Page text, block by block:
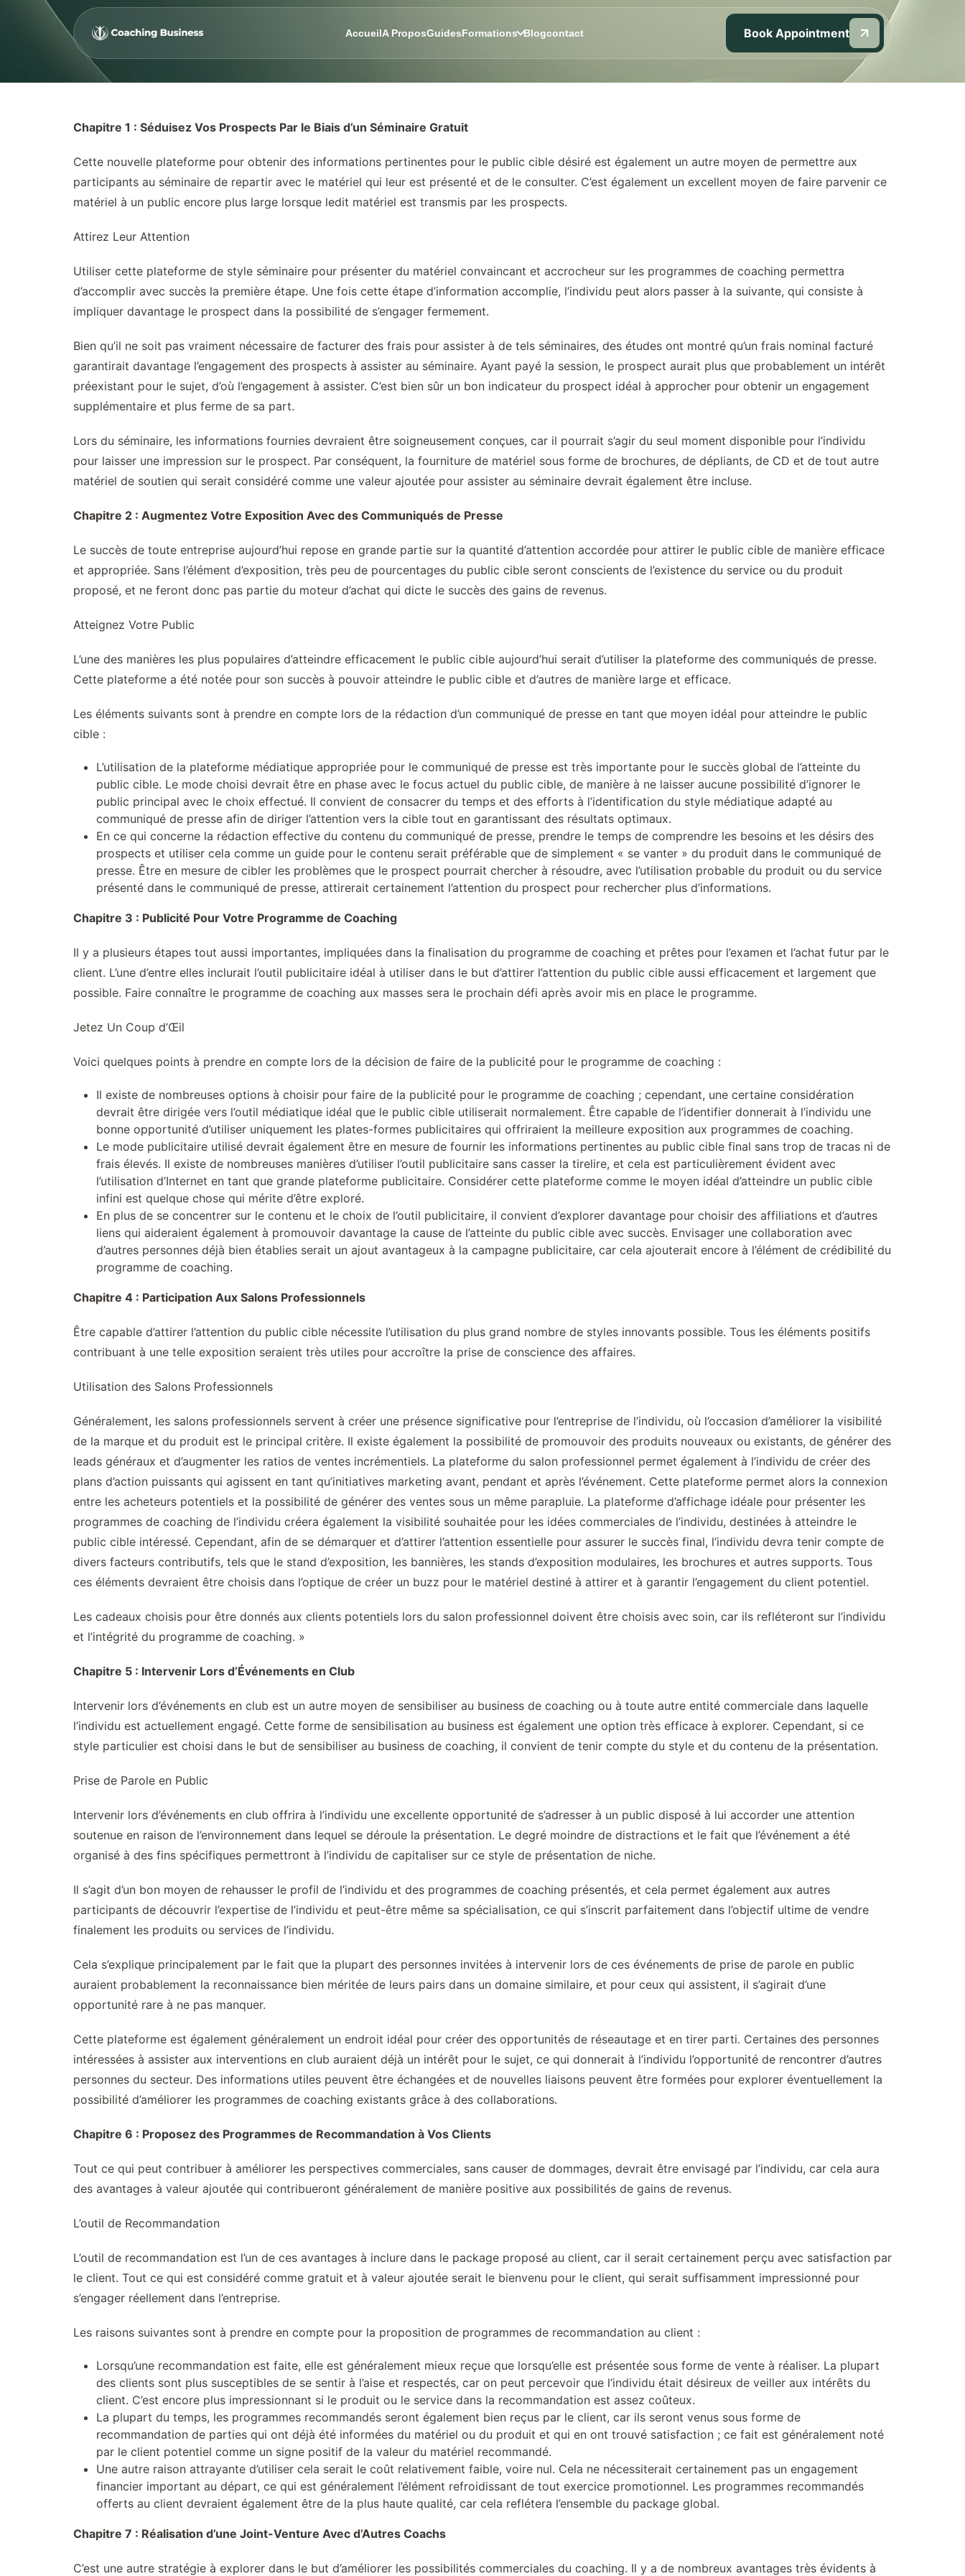
AccueilA ProposGuidesFormations Blogcontact Book Appointment
Chapitre 1 : Séduisez Vos Prospects Par le Biais d’un Séminaire Gratuit
Cette nouvelle plateforme pour obtenir des informations pertinentes pour le public cible désiré est également un autre moyen de permettre aux
participants au séminaire de repartir avec le matériel qui leur est présenté et de le consulter. C’est également un excellent moyen de faire parvenir ce
matériel à un public encore plus large lorsque ledit matériel est transmis par les prospects.
Attirez Leur Attention
Utiliser cette plateforme de style séminaire pour présenter du matériel convaincant et accrocheur sur les programmes de coaching permettra
d’accomplir avec succès la première étape. Une fois cette étape d’information accomplie, l’individu peut alors passer à la suivante, qui consiste à
impliquer davantage le prospect dans la possibilité de s’engager fermement.
Bien qu’il ne soit pas vraiment nécessaire de facturer des frais pour assister à de tels séminaires, des études ont montré qu’un frais nominal facturé
garantirait davantage l’engagement des prospects à assister au séminaire. Ayant payé la session, le prospect aurait plus que probablement un intérêt
préexistant pour le sujet, d’où l’engagement à assister. C’est bien sûr un bon indicateur du prospect idéal à approcher pour obtenir un engagement
supplémentaire et plus ferme de sa part.
Lors du séminaire, les informations fournies devraient être soigneusement conçues, car il pourrait s’agir du seul moment disponible pour l’individu
pour laisser une impression sur le prospect. Par conséquent, la fourniture de matériel sous forme de brochures, de dépliants, de CD et de tout autre
matériel de soutien qui serait considéré comme une valeur ajoutée pour assister au séminaire devrait également être incluse.
Chapitre 2 : Augmentez Votre Exposition Avec des Communiqués de Presse
Le succès de toute entreprise aujourd’hui repose en grande partie sur la quantité d’attention accordée pour attirer le public cible de manière efficace
et appropriée. Sans l’élément d’exposition, très peu de pourcentages du public cible seront conscients de l’existence du service ou du produit
proposé, et ne feront donc pas partie du moteur d’achat qui dicte le succès des gains de revenus.
Atteignez Votre Public
L’une des manières les plus populaires d’atteindre efficacement le public cible aujourd’hui serait d’utiliser la plateforme des communiqués de presse.
Cette plateforme a été notée pour son succès à pouvoir atteindre le public cible et d’autres de manière large et efficace.
Les éléments suivants sont à prendre en compte lors de la rédaction d’un communiqué de presse en tant que moyen idéal pour atteindre le public
cible :
L’utilisation de la plateforme médiatique appropriée pour le communiqué de presse est très importante pour le succès global de l’atteinte du
public cible. Le mode choisi devrait être en phase avec le focus actuel du public cible, de manière à ne laisser aucune possibilité d’ignorer le
public principal avec le choix effectué. Il convient de consacrer du temps et des efforts à l’identification du style médiatique adapté au
communiqué de presse afin de diriger l’attention vers la cible tout en garantissant des résultats optimaux.
En ce qui concerne la rédaction effective du contenu du communiqué de presse, prendre le temps de comprendre les besoins et les désirs des
prospects et utiliser cela comme un guide pour le contenu serait préférable que de simplement « se vanter » du produit dans le communiqué de
presse. Être en mesure de cibler les problèmes que le prospect pourrait chercher à résoudre, avec l’utilisation probable du produit ou du service
présenté dans le communiqué de presse, attirerait certainement l’attention du prospect pour rechercher plus d’informations.
Chapitre 3 : Publicité Pour Votre Programme de Coaching
Il y a plusieurs étapes tout aussi importantes, impliquées dans la finalisation du programme de coaching et prêtes pour l’examen et l’achat futur par le
client. L’une d’entre elles inclurait l’outil publicitaire idéal à utiliser dans le but d’attirer l’attention du public cible aussi efficacement et largement que
possible. Faire connaître le programme de coaching aux masses sera le prochain défi après avoir mis en place le programme.
Jetez Un Coup d’Œil
Voici quelques points à prendre en compte lors de la décision de faire de la publicité pour le programme de coaching :
Il existe de nombreuses options à choisir pour faire de la publicité pour le programme de coaching ; cependant, une certaine considération
devrait être dirigée vers l’outil médiatique idéal que le public cible utiliserait normalement. Être capable de l’identifier donnerait à l’individu une
bonne opportunité d’utiliser uniquement les plates-formes publicitaires qui offriraient la meilleure exposition aux programmes de coaching.
Le mode publicitaire utilisé devrait également être en mesure de fournir les informations pertinentes au public cible final sans trop de tracas ni de
frais élevés. Il existe de nombreuses manières d’utiliser l’outil publicitaire sans casser la tirelire, et cela est particulièrement évident avec
l’utilisation d’Internet en tant que grande plateforme publicitaire. Considérer cette plateforme comme le moyen idéal d’atteindre un public cible
infini est quelque chose qui mérite d’être exploré.
En plus de se concentrer sur le contenu et le choix de l’outil publicitaire, il convient d’explorer davantage pour choisir des affiliations et d’autres
liens qui aideraient également à promouvoir davantage la cause de l’atteinte du public cible avec succès. Envisager une collaboration avec
d’autres personnes déjà bien établies serait un ajout avantageux à la campagne publicitaire, car cela ajouterait encore à l’élément de crédibilité du
programme de coaching.
Chapitre 4 : Participation Aux Salons Professionnels
Être capable d’attirer l’attention du public cible nécessite l’utilisation du plus grand nombre de styles innovants possible. Tous les éléments positifs
contribuant à une telle exposition seraient très utiles pour accroître la prise de conscience des affaires.
Utilisation des Salons Professionnels
Généralement, les salons professionnels servent à créer une présence significative pour l’entreprise de l’individu, où l’occasion d’améliorer la visibilité
de la marque et du produit est le principal critère. Il existe également la possibilité de promouvoir des produits nouveaux ou existants, de générer des
leads généraux et d’augmenter les ratios de ventes incrémentiels. La plateforme du salon professionnel permet également à l’individu de créer des
plans d’action puissants qui agissent en tant qu’initiatives marketing avant, pendant et après l’événement. Cette plateforme permet alors la connexion
entre les acheteurs potentiels et la possibilité de générer des ventes sous un même parapluie. La plateforme d’affichage idéale pour présenter les
programmes de coaching de l’individu créera également la visibilité souhaitée pour les idées commerciales de l’individu, destinées à atteindre le
public cible intéressé. Cependant, afin de se démarquer et d’attirer l’attention essentielle pour assurer le succès final, l’individu devra tenir compte de
divers facteurs contributifs, tels que le stand d’exposition, les bannières, les stands d’exposition modulaires, les brochures et autres supports. Tous
ces éléments devraient être choisis dans l’optique de créer un buzz pour le matériel destiné à attirer et à garantir l’engagement du client potentiel.
Les cadeaux choisis pour être donnés aux clients potentiels lors du salon professionnel doivent être choisis avec soin, car ils refléteront sur l’individu
et l’intégrité du programme de coaching. »
Chapitre 5 : Intervenir Lors d’Événements en Club
Intervenir lors d’événements en club est un autre moyen de sensibiliser au business de coaching ou à toute autre entité commerciale dans laquelle
l’individu est actuellement engagé. Cette forme de sensibilisation au business est également une option très efficace à explorer. Cependant, si ce
style particulier est choisi dans le but de sensibiliser au business de coaching, il convient de tenir compte du style et du contenu de la présentation.
Prise de Parole en Public
Intervenir lors d’événements en club offrira à l’individu une excellente opportunité de s’adresser à un public disposé à lui accorder une attention
soutenue en raison de l’environnement dans lequel se déroule la présentation. Le degré moindre de distractions et le fait que l’événement a été
organisé à des fins spécifiques permettront à l’individu de capitaliser sur ce style de présentation de niche.
Il s’agit d’un bon moyen de rehausser le profil de l’individu et des programmes de coaching présentés, et cela permet également aux autres
participants de découvrir l’expertise de l’individu et peut-être même sa spécialisation, ce qui s’inscrit parfaitement dans l’objectif ultime de vendre
finalement les produits ou services de l’individu.
Cela s’explique principalement par le fait que la plupart des personnes invitées à intervenir lors de ces événements de prise de parole en public
auraient probablement la reconnaissance bien méritée de leurs pairs dans un domaine similaire, et pour ceux qui assistent, il s’agirait d’une
opportunité rare à ne pas manquer.
Cette plateforme est également généralement un endroit idéal pour créer des opportunités de réseautage et en tirer parti. Certaines des personnes
intéressées à assister aux interventions en club auraient déjà un intérêt pour le sujet, ce qui donnerait à l’individu l’opportunité de rencontrer d’autres
personnes du secteur. Des informations utiles peuvent être échangées et de nouvelles liaisons peuvent être formées pour explorer éventuellement la
possibilité d’améliorer les programmes de coaching existants grâce à des collaborations.
Chapitre 6 : Proposez des Programmes de Recommandation à Vos Clients
Tout ce qui peut contribuer à améliorer les perspectives commerciales, sans causer de dommages, devrait être envisagé par l’individu, car cela aura
des avantages à valeur ajoutée qui contribueront généralement de manière positive aux possibilités de gains de revenus.
L’outil de Recommandation
L’outil de recommandation est l’un de ces avantages à inclure dans le package proposé au client, car il serait certainement perçu avec satisfaction par
le client. Tout ce qui est considéré comme gratuit et à valeur ajoutée serait le bienvenu pour le client, qui serait suffisamment impressionné pour
s’engager réellement dans l’entreprise.
Les raisons suivantes sont à prendre en compte pour la proposition de programmes de recommandation au client :
Lorsqu’une recommandation est faite, elle est généralement mieux reçue que lorsqu’elle est présentée sous forme de vente à réaliser. La plupart
des clients sont plus susceptibles de se sentir à l’aise et respectés, car on peut percevoir que l’individu était désireux de veiller aux intérêts du
client. C’est encore plus impressionnant si le produit ou le service dans la recommandation est assez coûteux.
La plupart du temps, les programmes recommandés seront également bien reçus par le client, car ils seront venus sous forme de
recommandation de parties qui ont déjà été informées du matériel ou du produit et qui en ont trouvé satisfaction ; ce fait est généralement noté
par le client potentiel comme un signe positif de la valeur du matériel recommandé.
Une autre raison attrayante d’utiliser cela serait le coût relativement faible, voire nul. Cela ne nécessiterait certainement pas un engagement
financier important au départ, ce qui est généralement l’élément refroidissant de tout exercice promotionnel. Les programmes recommandés
offerts au client devraient également être de la plus haute qualité, car cela reflétera l’ensemble du package global.
Chapitre 7 : Réalisation d’une Joint-Venture Avec d’Autres Coachs
C’est une autre stratégie à explorer dans le but d’améliorer les possibilités commerciales du coaching. Il y a de nombreux avantages très évidents à